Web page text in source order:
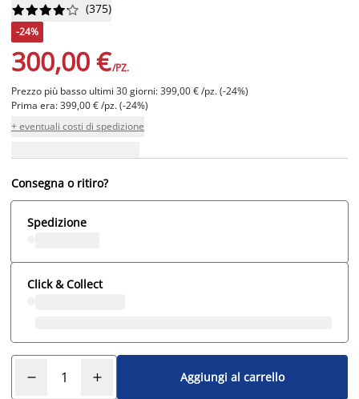





 (375)
-24%
300,00 €/PZ.
Prezzo più basso ultimi 30 giorni: 399,00 € /pz. (-24%)
Prima era: 399,00 € /pz. (-24%)
+ eventuali costi di spedizione
Consegna o ritiro?
Spedizione
Click & Collect
Aggiungi al carrello